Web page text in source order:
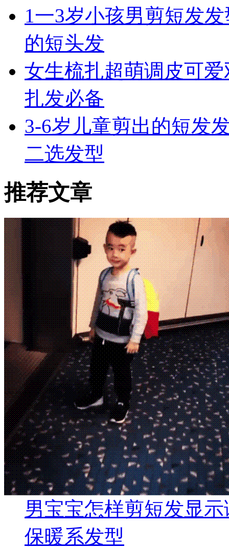
1一3岁小孩男剪短发
的短头发
女生梳扎超萌调皮可
扎发必备
3-6岁儿童剪出的短发
二选发型
推荐文章
男宝宝怎样剪短发显
保暖系发型